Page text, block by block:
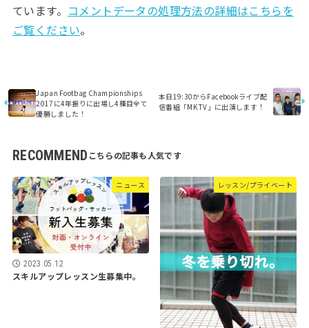
ています。 コメントデータの処理方法の詳細はこちらを
ご覧ください。
Japan Footbag Championships
2017に4年振りに出場し4種目全て
優勝しました！
本日19:30からFacebookライブ配
信番組「MK TV」に出演します！
RECOMMEND
ニュース
2023.05.12
スキルアップレッスン生募集中。
レッスン/プライベート